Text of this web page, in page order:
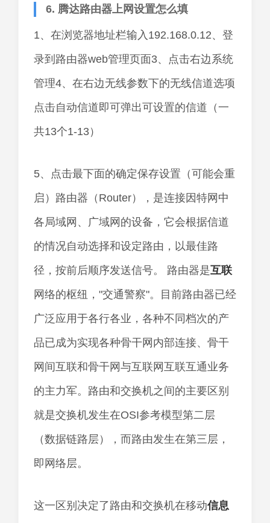
6. 腾达路由器上网设置怎么填
1、在浏览器地址栏输入192.168.0.12、登
录到路由器web管理页面3、点击右边系统
管理4、在右边无线参数下的无线信道选项
点击自动信道即可弹出可设置的信道（一
共13个1-13）
5、点击最下面的确定保存设置（可能会重
启）路由器（Router），是连接因特网中
各局域网、广域网的设备，它会根据信道
的情况自动选择和设定路由，以最佳路
径，按前后顺序发送信号。 路由器是互联
网络的枢纽，"交通警察"。目前路由器已经
广泛应用于各行各业，各种不同档次的产
品已成为实现各种骨干网内部连接、骨干
网间互联和骨干网与互联网互联互通业务
的主力军。路由和交换机之间的主要区别
就是交换机发生在OSI参考模型第二层
（数据链路层），而路由发生在第三层，
即网络层。
这一区别决定了路由和交换机在移动信息